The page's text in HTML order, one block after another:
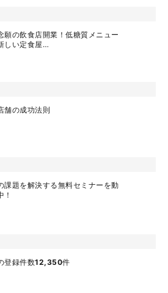
願の飲食店開業！低糖質メニュー
しい定食屋…
舗の成功法則
課題を解決する無料セミナーを動
！
登録件数12,350件